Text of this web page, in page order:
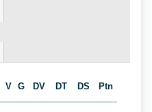
V G DV DT DS Ptn